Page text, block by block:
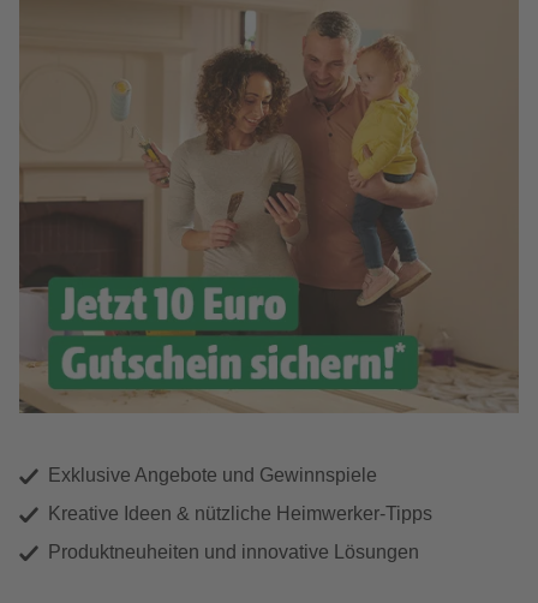
Exklusive Angebote und Gewinnspiele
Kreative Ideen & nützliche Heimwerker-Tipps
Produktneuheiten und innovative Lösungen